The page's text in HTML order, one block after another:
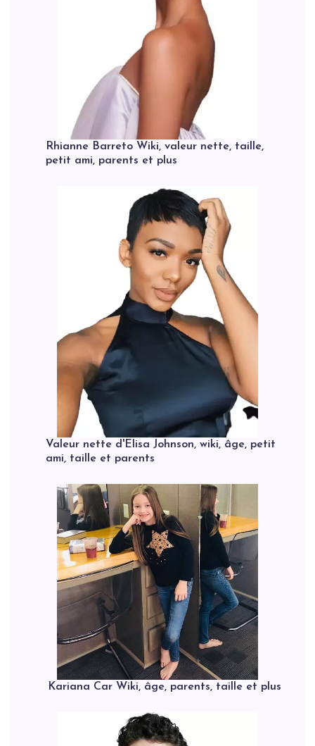
Rhianne Barreto Wiki, valeur nette, taille,
petit ami, parents et plus
Valeur nette d'Elisa Johnson, wiki, âge, petit
ami, taille et parents
Kariana Car Wiki, âge, parents, taille et plus